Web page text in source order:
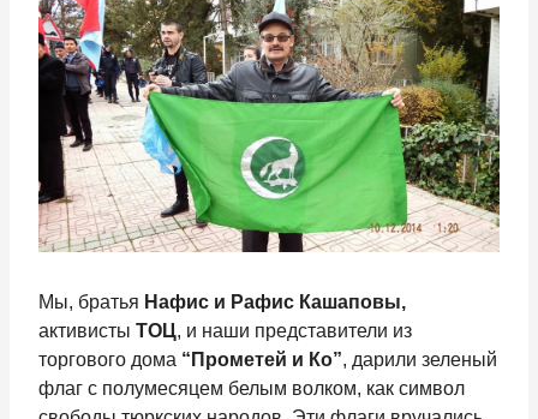
Мы, братья Нафис и Рафис Кашаповы,
активистыТОЦ, и наши представители из
торгового дома “Прометей и Ко”, дарили зеленый
флаг с полумесяцем белым волком, как символ